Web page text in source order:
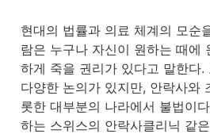
현대의 법률과 의료 체계의 모순
람은 누구나 자신이 원하는 때에
하게 죽을 권리가 있다고 말한다
다양한 논의가 있지만, 안락사와
롯한 대부분의 나라에서 불법이
하는 스위스의 안락사클리닉 같